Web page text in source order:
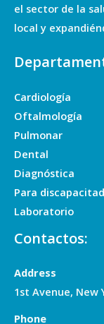
el sector de la
local y
Cardiología
Oftalmología
Pulmonar
Dental
Diagnóstica
Para
Laboratorio
Contactos:
Address
1st Avenue, New
Phone